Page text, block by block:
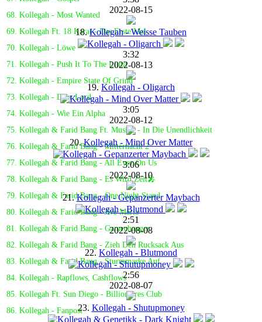
68. Kollegah - Most Wanted
69. Kollegah Ft. 18 Karat - Das Erste Mal
70. Kollegah - Löwe
71. Kollegah - Push It To The Limit
72. Kollegah - Empire State Of Grind
73. Kollegah - Dear Lord
74. Kollegah - Wie Ein Alpha
75. Kollegah & Farid Bang Ft. Musiye - In Die Unendlichkeit
76. Kollegah & Farid Bang - Mitternacht 2
77. Kollegah & Farid Bang - All Eyez On Us
78. Kollegah & Farid Bang - Es Wird Zeit🎤
79. Kollegah & Farid Bang - One Night Stand
80. Kollegah & Farid Bang - Ave Maria
81. Kollegah & Farid Bang - Gamechanger
82. Kollegah & Farid Bang - Zieh Den Rucksack Aus
83. Kollegah & Farid Bang - Sturmmaske Auf
84. Kollegah - Rapflows, Cashflows
85. Kollegah Ft. Sun Diego - Billionaires Club
86. Kollegah - Fanpost
2022-08-15
18.Kollegah - Weisse Tauben
3:32
2022-08-13
19. Kollegah - Oligarch
3:05
2022-08-12
20.Kollegah - Mind Over Matter
3:06
2022-08-10
21.Kollegah - Gepanzerter Maybach
2:51
2022-08-08
22. Kollegah - Blutmond
2:56
2022-08-07
23. Kollegah - Shutupmoney